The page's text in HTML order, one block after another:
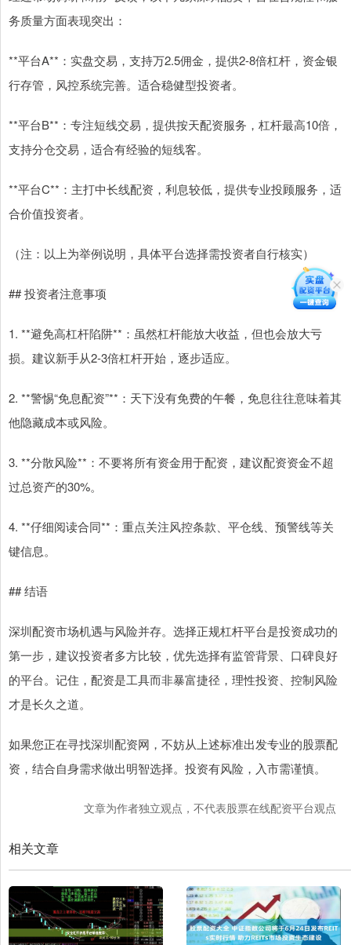
务质量方面表现突出：
**平台A**：实盘交易，支持万2.5佣金，提供2-8倍杠杆，资金银
行存管，风控系统完善。适合稳健型投资者。
**平台B**：专注短线交易，提供按天配资服务，杠杆最高10倍，
支持分仓交易，适合有经验的短线客。
**平台C**：主打中长线配资，利息较低，提供专业投顾服务，适
合价值投资者。
（注：以上为举例说明，具体平台选择需投资者自行核实）
## 投资者注意事项
1. **避免高杠杆陷阱**：虽然杠杆能放大收益，但也会放大亏
损。建议新手从2-3倍杠杆开始，逐步适应。
2. **警惕“免息配资”**：天下没有免费的午餐，免息往往意味着其
他隐藏成本或风险。
3. **分散风险**：不要将所有资金用于配资，建议配资资金不超
过总资产的30%。
4. **仔细阅读合同**：重点关注风控条款、平仓线、预警线等关
键信息。
## 结语
深圳配资市场机遇与风险并存。选择正规杠杆平台是投资成功的
第一步，建议投资者多方比较，优先选择有监管背景、口碑良好
的平台。记住，配资是工具而非暴富捷径，理性投资、控制风险
才是长久之道。
如果您正在寻找深圳配资网，不妨从上述标准出发专业的股票配
资，结合自身需求做出明智选择。投资有风险，入市需谨慎。
文章为作者独立观点，不代表股票在线配资平台观点
相关文章